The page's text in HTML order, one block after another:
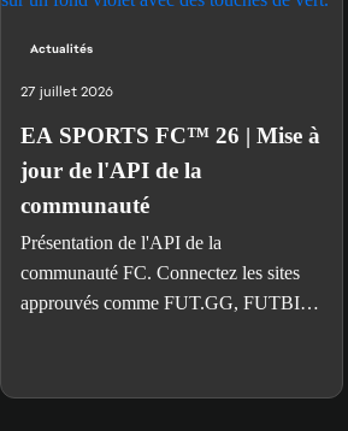
Actualités
27 juillet 2026
EA SPORTS FC™ 26 | Mise à
jour de l'API de la
communauté
Présentation de l'API de la
communauté FC. Connectez les sites
approuvés comme FUT.GG, FUTBIN